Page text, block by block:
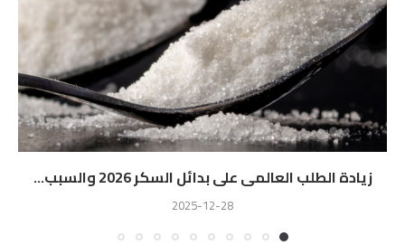
زيادة الطلب العالمى على بدائل السكر 2026 والسبب...
2025-12-28